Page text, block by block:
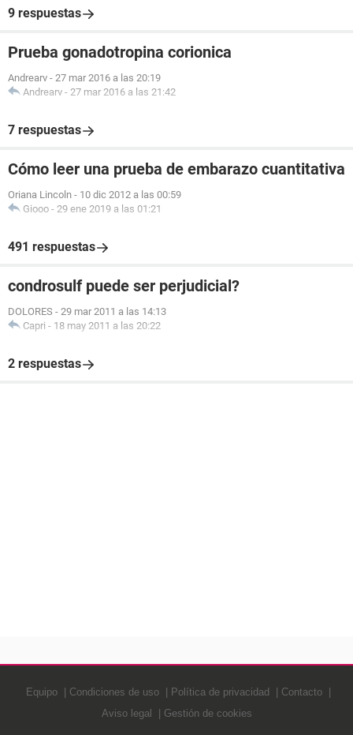
9 respuestas
Prueba gonadotropina corionica
Andrearv - 27 mar 2016 a las 20:19
Andrearv - 27 mar 2016 a las 21:42
7 respuestas
Cómo leer una prueba de embarazo cuantitativa
Oriana Lincoln - 10 dic 2012 a las 00:59
Giooo - 29 ene 2019 a las 01:21
491 respuestas
condrosulf puede ser perjudicial?
DOLORES - 29 mar 2011 a las 14:13
Capri - 18 may 2011 a las 20:22
2 respuestas
Equipo Condiciones de uso Política de privacidad
Contacto
Aviso legal
Gestión de cookies